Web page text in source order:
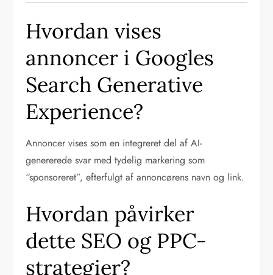
Hvordan vises
annoncer i Googles
Search Generative
Experience?
Annoncer vises som en integreret del af AI-
genererede svar med tydelig markering som
“sponsoreret”, efterfulgt af annoncørens navn og link.
Hvordan påvirker
dette SEO og PPC-
strategier?